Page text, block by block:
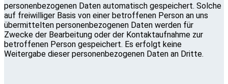
personenbezogenen Daten automatisch gespeichert. Solche
auf freiwilliger Basis von einer betroffenen Person an uns
übermittelten personenbezogenen Daten werden für
Zwecke der Bearbeitung oder der Kontaktaufnahme zur
betroffenen Person gespeichert. Es erfolgt keine
Weitergabe dieser personenbezogenen Daten an Dritte.